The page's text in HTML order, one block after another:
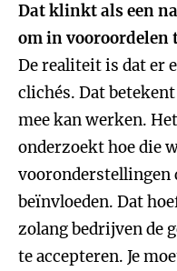
Dat klinkt als een
om in vooroordelen
De realiteit is dat er
clichés. Dat
mee kan werken.
onderzoekt hoe die
vooronderstellingen
beïnvloeden. Dat
zolang bedrijven de
te accepteren. Je